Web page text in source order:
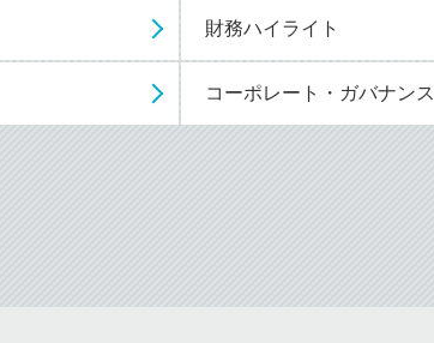
財務ハイライト
コーポレート・ガバナンス